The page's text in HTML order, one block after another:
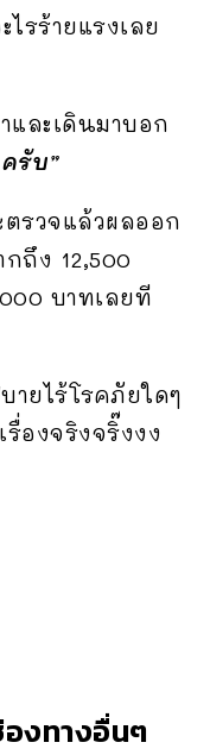
รร้ายแรงเลย
ละเดินมาบอก
รับ”
ตรวจแล้วผลออก
ถึง 12,500
บาทเลยที
ยไร้โรคภัยใดๆ
องจริงจริ๊งงง
งทางอื่นๆ